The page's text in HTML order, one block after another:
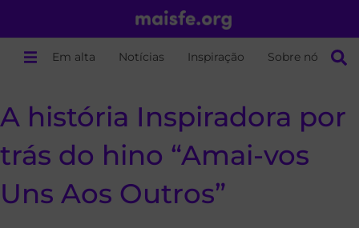
Em alta Notícias Inspiração Sobre nós
A história Inspiradora por
trás do hino “Amai-vos
Uns Aos Outros”